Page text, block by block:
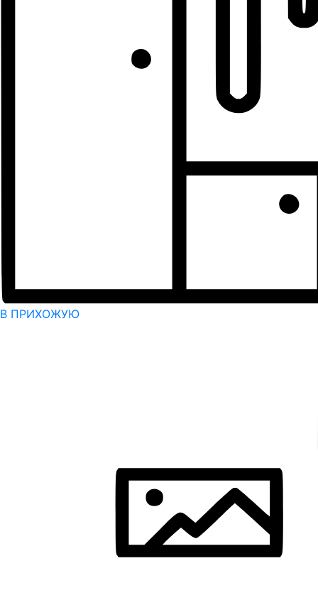
В ПРИХОЖУЮ